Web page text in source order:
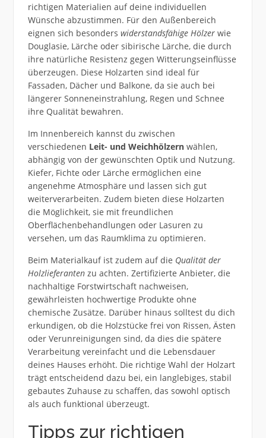
richtigen Materialien auf deine individuellen
Wünsche abzustimmen. Für den Außenbereich
eignen sich besonders widerstandsfähige Hölzerwie
Douglasie, Lärche oder sibirische Lärche, die durch
ihre natürliche Resistenz gegen Witterungseinflüsse
überzeugen. Diese Holzarten sind ideal für
Fassaden, Dächer und Balkone, da sie auch bei
längerer Sonneneinstrahlung, Regen und Schnee
ihre Qualität bewahren.
Im Innenbereich kannst du zwischen
verschiedenen Leit- und Weichhölzernwählen,
abhängig von der gewünschten Optik und Nutzung.
Kiefer, Fichte oder Lärche ermöglichen eine
angenehme Atmosphäre und lassen sich gut
weiterverarbeiten. Zudem bieten diese Holzarten
die Möglichkeit, sie mit freundlichen
Oberflächenbehandlungen oder Lasuren zu
versehen, um das Raumklima zu optimieren.
Beim Materialkauf ist zudem auf die Qualität der
Holzlieferantenzu achten. Zertifizierte Anbieter, die
nachhaltige Forstwirtschaft nachweisen,
gewährleisten hochwertige Produkte ohne
chemische Zusätze. Darüber hinaus solltest du dich
erkundigen, ob die Holzstücke frei von Rissen, Ästen
oder Verunreinigungen sind, da dies die spätere
Verarbeitung vereinfacht und die Lebensdauer
deines Hauses erhöht. Die richtige Wahl der Holzart
trägt entscheidend dazu bei, ein langlebiges, stabil
gebautes Zuhause zu schaffen, das sowohl optisch
als auch funktional überzeugt.
Tipps zur richtigen